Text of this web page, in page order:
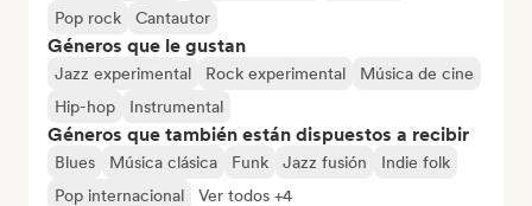
Pop rock
Cantautor
Géneros que le gustan
Jazz experimental Rock experimental
Música de cine
Hip-hop
Instrumental
Géneros que también están dispuestos a recibir
Blues Música clásica Funk Jazz fusión
Indie folk
Pop internacional
Ver todos +4